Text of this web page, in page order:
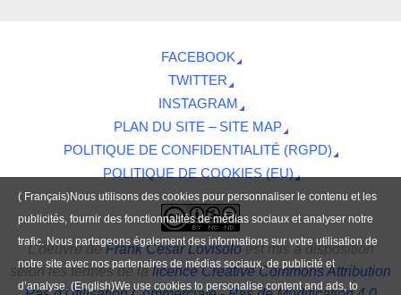
FACEBOOK
TWITTER
INSTAGRAM
PLAN DU SITE – SITE MAP
POLITIQUE DE CONFIDENTIALITÉ (RGPD)
POLITIQUE DE COOKIES (EU)
L'oeuvredeFrank César Lovisoloest mis à disposition
selon les termes de lalicence Creative Commons Attribution
( Français)Nous utilisons des cookies pour personnaliser le contenu et les
publicités, fournir des fonctionnalités de médias sociaux et analyser notre
trafic. Nous partageons également des informations sur votre utilisation de
notre site avec nos partenaires de médias sociaux, de publicité et
d’analyse. (English)We use cookies to personalise content and ads, to